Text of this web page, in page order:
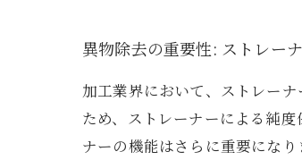
異物除去の重要性: ストレー
加工業界において、ストレー
ため、ストレーナーによる純
ナーの機能はさらに重要にな